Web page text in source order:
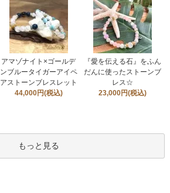
アマゾナイト×ゴールデ
ンブルータイガーアイペ
アストーンブレスレット
44,000円(税込)
『愛を伝える石』をふん
だんに使ったストーンブ
レス☆
23,000円(税込)
もっと見る